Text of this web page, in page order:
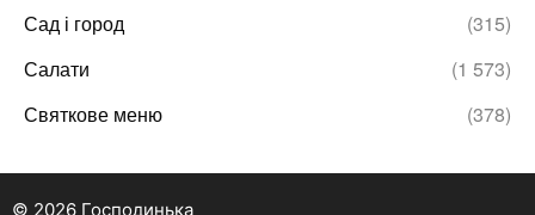
Сад і город
(315)
Салати
(1 573)
Святкове меню
(378)
© 2026 Господинька